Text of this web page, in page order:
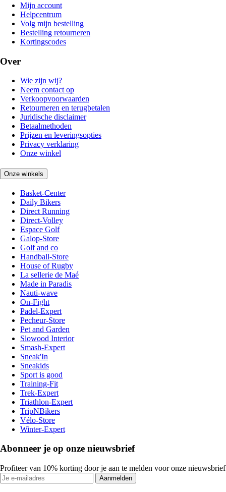
Mijn account
Helpcentrum
Volg mijn bestelling
Bestelling retourneren
Kortingscodes
Over
Wie zijn wij?
Neem contact op
Verkoopvoorwaarden
Retourneren en terugbetalen
Juridische disclaimer
Betaalmethoden
Prijzen en leveringsopties
Privacy verklaring
Onze winkel
Onze winkels
Basket-Center
Daily Bikers
Direct Running
Direct-Volley
Espace Golf
Galop-Store
Golf and co
Handball-Store
House of Rugby
La sellerie de Maé
Made in Paradis
Nauti-wave
On-Fight
Padel-Expert
Pecheur-Store
Pet and Garden
Slowood Interior
Smash-Expert
Sneak'In
Sneakids
Sport is good
Training-Fit
Trek-Expert
Triathlon-Expert
TripNBikers
Vélo-Store
Winter-Expert
Abonneer je op onze nieuwsbrief
Profiteer van 10% korting door je aan te melden voor onze nieuwsbrief
Aanmelden